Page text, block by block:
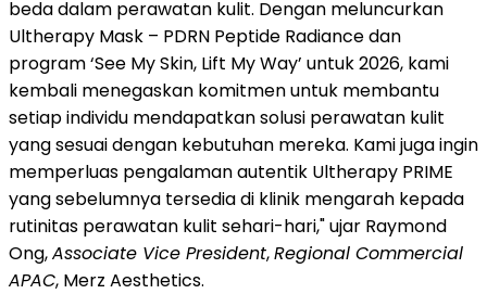
beda dalam perawatan kulit. Dengan meluncurkan
Ultherapy Mask – PDRN Peptide Radiance dan
program ‘See My Skin, Lift My Way’ untuk 2026, kami
kembali menegaskan komitmen untuk membantu
setiap individu mendapatkan solusi perawatan kulit
yang sesuai dengan kebutuhan mereka. Kami juga ingin
memperluas pengalaman autentik Ultherapy PRIME
yang sebelumnya tersedia di klinik mengarah kepada
rutinitas perawatan kulit sehari-hari," ujar Raymond
Ong,Associate Vice President,Regional Commercial
APAC, Merz Aesthetics.